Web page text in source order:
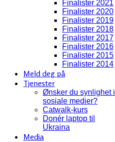
Finalister 2021
Finalister 2020
Finalister 2019
Finalister 2018
Finalister 2017
Finalister 2016
Finalister 2015
Finalister 2014
Meld deg på
Tjenester
Ønsker du synlighet i
sosiale medier?
Catwalk-kurs
Donér laptop til
Ukraina
Media